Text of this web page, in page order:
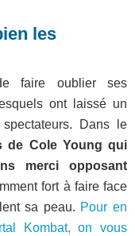
les
faire oublier ses
ont laissé un
Dans le
de Cole Young qui
merci opposant
fort à faire face
sa peau. Pour en
Kombat, on vous